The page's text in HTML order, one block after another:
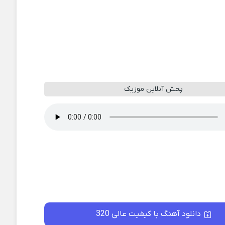
پخش آنلاین موزیک
دانلود آهنگ با کیفیت عالی 320